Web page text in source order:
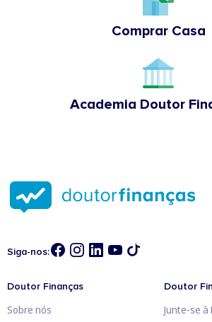
Comprar Casa
Academia Doutor
Siga-nos:
Doutor Finanças
Sobre nós
Doutor
Junte-se à